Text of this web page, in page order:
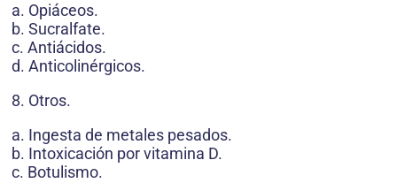
a. Opiáceos.
b. Sucralfate.
c. Antiácidos.
d. Anticolinérgicos.
8. Otros.
a. Ingesta de metales pesados.
b. Intoxicación por vitamina D.
c. Botulismo.